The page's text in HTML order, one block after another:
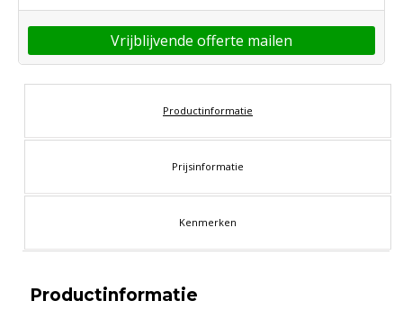
Vrijblijvende offerte mailen
Productinformatie
Prijsinformatie
Kenmerken
Productinformatie